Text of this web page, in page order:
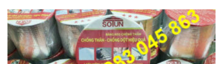
dài, […]